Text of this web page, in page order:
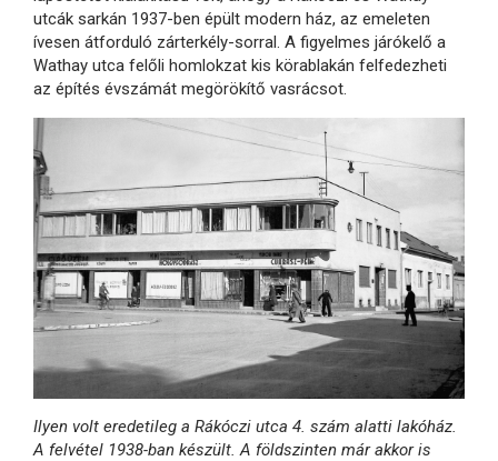
utcák sarkán 1937-ben épült modern ház, az emeleten
ívesen átforduló zárterkély-sorral. A figyelmes járókelő a
Wathay utca felőli homlokzat kis körablakán felfedezheti
az építés évszámát megörökítő vasrácsot.
Ilyen volt eredetileg a Rákóczi utca 4. szám alatti lakóház.
A felvétel 1938-ban készült. A földszinten már akkor is